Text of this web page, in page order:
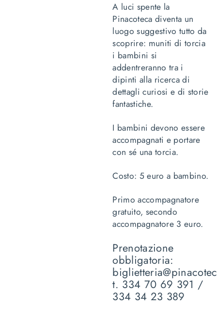
A luci spente la
Pinacoteca diventa un
luogo suggestivo tutto da
scoprire: muniti di torcia
i bambini si
addentreranno tra i
dipinti alla ricerca di
dettagli curiosi e di storie
fantastiche.
I bambini devono essere
accompagnati e portare
con sé una torcia.
Costo: 5 euro a bambino.
Primo accompagnatore
gratuito, secondo
accompagnatore 3 euro.
Prenotazione
obbligatoria:
t. 334 70 69 391 /
334 34 23 389